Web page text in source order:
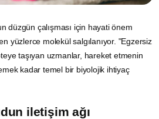
düzgün çalışması için hayati önem
yüzlerce molekül salgılanıyor. "Egzersiz
taşıyan uzmanlar, hareket etmenin
kadar temel bir biyolojik ihtiyaç
iletişim ağı